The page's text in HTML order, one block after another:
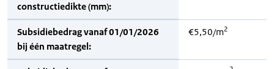
constructiedikte (mm):
Subsidiebedrag vanaf 01/01/2026
bij één maatregel:
€5,50/m2